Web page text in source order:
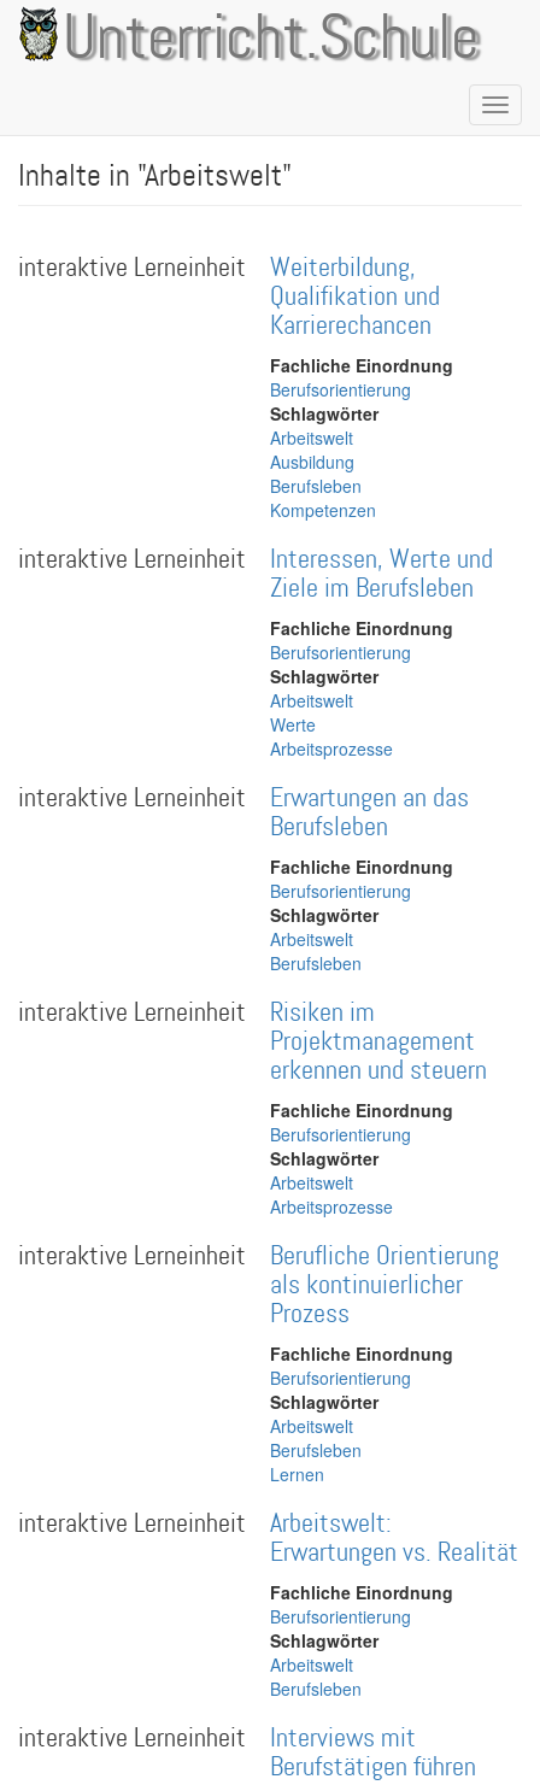
Direkt
zum
Inhalt
Unterricht.Schule
Inhalte in "Arbeitswelt"
interaktive Lerneinheit
Weiterbildung,
Qualifikation und
Karrierechancen
Fachliche Einordnung
Berufsorientierung
Schlagwörter
Arbeitswelt
Ausbildung
Berufsleben
Kompetenzen
interaktive Lerneinheit
Interessen, Werte und
Ziele im Berufsleben
Fachliche Einordnung
Berufsorientierung
Schlagwörter
Arbeitswelt
Werte
Arbeitsprozesse
interaktive Lerneinheit
Erwartungen an das
Berufsleben
Fachliche Einordnung
Berufsorientierung
Schlagwörter
Arbeitswelt
Berufsleben
interaktive Lerneinheit
Risiken im
Projektmanagement
erkennen und steuern
Fachliche Einordnung
Berufsorientierung
Schlagwörter
Arbeitswelt
Arbeitsprozesse
interaktive Lerneinheit
Berufliche Orientierung
als kontinuierlicher
Prozess
Fachliche Einordnung
Berufsorientierung
Schlagwörter
Arbeitswelt
Berufsleben
Lernen
interaktive Lerneinheit
Arbeitswelt:
Erwartungen vs. Realität
Fachliche Einordnung
Berufsorientierung
Schlagwörter
Arbeitswelt
Berufsleben
interaktive Lerneinheit
Interviews mit
Berufstätigen führen